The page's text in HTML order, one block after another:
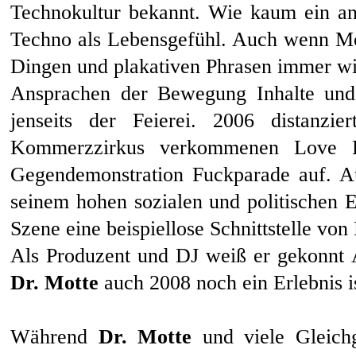
Technokultur bekannt. Wie kaum ein
Techno als Lebensgefühl. Auch wenn
Dingen und plakativen Phrasen immer
Ansprachen der Bewegung Inhalte
jenseits der Feierei. 2006
Kommerzzirkus verkommenen
Gegendemonstration Fuckparade auf.
seinem hohen sozialen und politischen
Szene eine beispiellose Schnittstelle
Als Produzent und DJ weiß er gekonnt
Dr. Motte auch 2008 noch ein Erlebnis
Während Dr. Motte und viele